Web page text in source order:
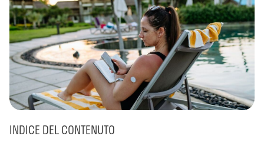
INDICE DEL CONTENUTO